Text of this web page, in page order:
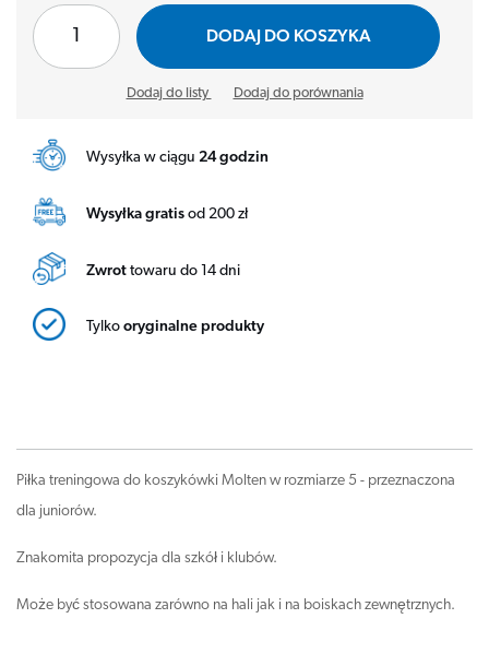
DODAJ DO KOSZYKA
Dodaj do listy Dodaj do porównania
Wysyłka w ciągu 24 godzin
Wysyłka gratis od 200 zł
Zwrot towaru do 14 dni
Tylko oryginalne produkty
Piłka treningowa do koszykówki Molten w rozmiarze 5 - przeznaczona
dla juniorów.
Znakomita propozycja dla szkół i klubów.
Może być stosowana zarówno na hali jak i na boiskach zewnętrznych.